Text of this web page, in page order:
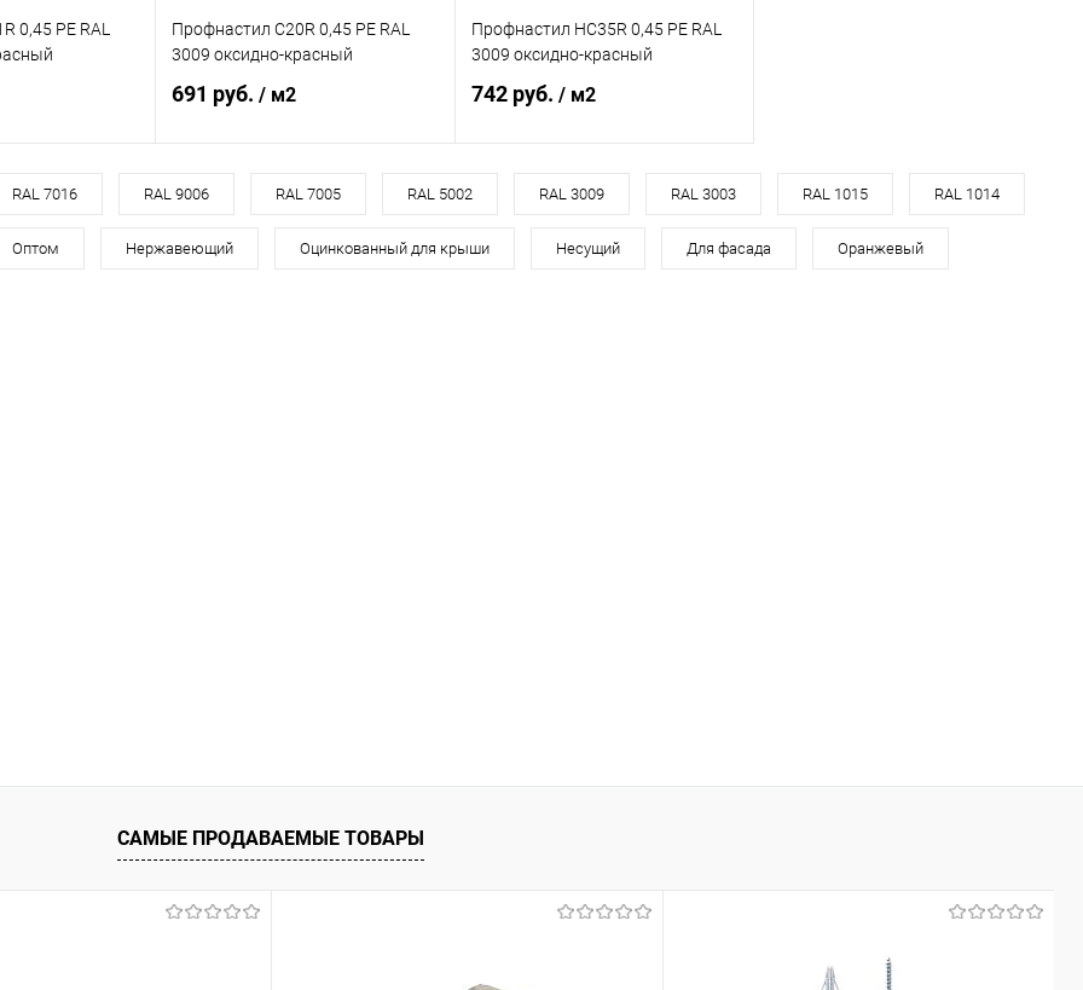
0,45 PE RAL
Сравнение
Профнастил С20R 0,45 PE RAL
3009 оксидно-красный
691 руб. / м2
В корзину
Купить в 1 клик Сравнение
Профнастил НС35R 0,45 PE RAL
3009 оксидно-красный
742 руб. / м2
В корзину
Купить в 1 клик Сравнение
RAL 7016 RAL 9006 RAL 7005 RAL 5002 RAL 3009 RAL 3003 RAL 1015 RAL 1014
Оптом Нержавеющий Оцинкованный для крыши Несущий Для фасада Оранжевый
САМЫЕ ПРОДАВАЕМЫЕ ТОВАРЫ